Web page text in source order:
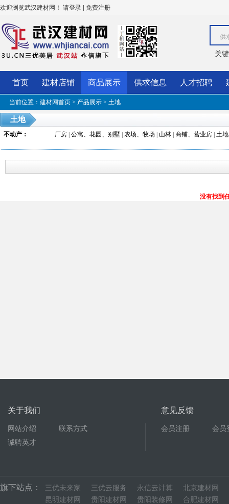
欢迎浏览武汉建材网！ 请登录 | 免费注册
供
关
首页 建材店铺 商品展示 供求信息 人才招聘
当前位置： 建材网首页 > 产品展示 > 土地
土地
不动产 ： 厂房 公寓、花园、别墅 农场、牧场 山林 商铺、营业房 土地
没有找到
关于我们
网站介绍
联系方式
诚聘英才
意见反馈
会员注册 会员
旗下站点： 三优未来家 三优云服务 永信云计算 北京建材网
昆明建材网
贵阳建材网 贵阳装修网 合肥建材网